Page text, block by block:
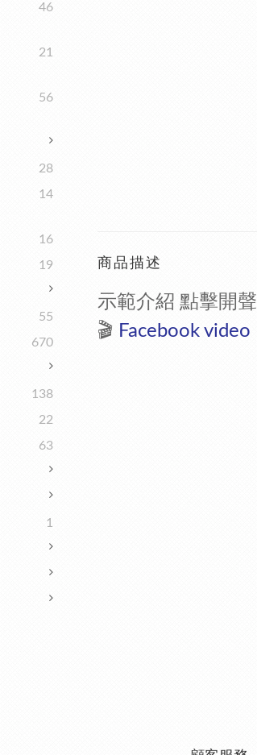
46
21
56
28
14
16
19
55
670
138
22
63
1
商品描述
示範介紹 點擊開聲
🎬 Facebook video